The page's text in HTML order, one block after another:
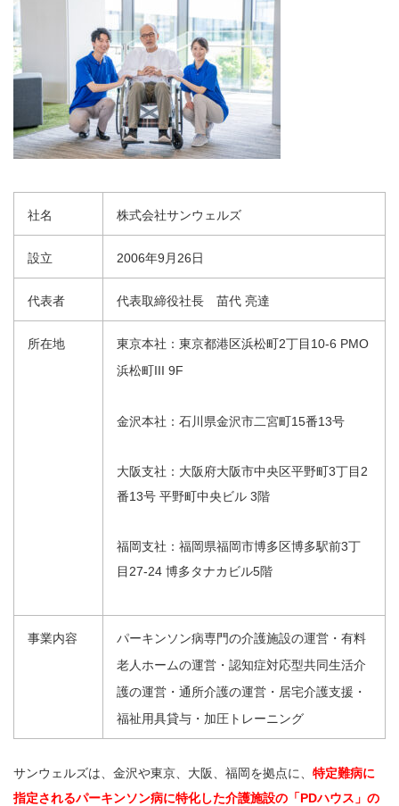
社名 株式会社サンウェルズ
設立 2006年9月26日
代表者 代表取締役社長 苗代 亮達
所在地
東京本社：東京都港区浜松町2丁目10-6 PMO
浜松町III 9F
金沢本社：石川県金沢市二宮町15番13号
大阪支社：大阪府大阪市中央区平野町3丁目2
番13号 平野町中央ビル 3階
福岡支社：福岡県福岡市博多区博多駅前3丁
目27-24 博多タナカビル5階
事業内容
パーキンソン病専門の介護施設の運営・有料
老人ホームの運営・認知症対応型共同生活介
護の運営・通所介護の運営・居宅介護支援・
福祉用具貸与・加圧トレーニング
サンウェルズは、金沢や東京、大阪、福岡を拠点に、 特定難病に
指定されるパーキンソン病に特化した介護施設の「PDハウス」の